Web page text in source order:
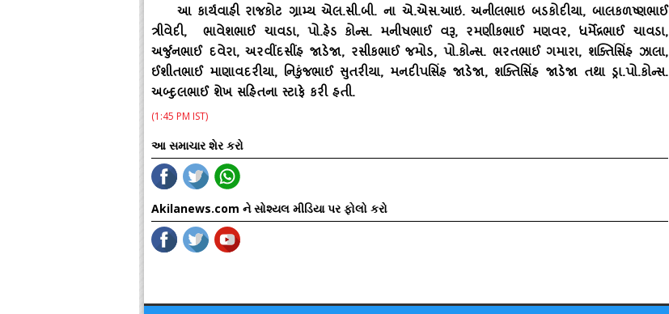
આ કાર્યવાહી રાજકોટ ગ્રામ્‍ય એલ.સી.બી. ના એ.એસ.આઇ. અનીલભાઇ બડકોદીયા, બાલકળષ્‍ણભાઈ
ત્રીવેદી, ભાવેશભાઈ ચાવડા, પો.હેડ કોન્‍સ. મનીષભાઈ વરૂ, રમણીકભાઈ મણવર, ધર્મેદ્રભાઈ ચાવડા,
અર્જુનભાઈ દવેરા, અરવીંદસીંહ જાડેજા, રસીકભાઈ જમોડ, પો.કોન્‍સ. ભરતભાઈ ગમારા, શક્‍તિસિંહ ઝાલા,
ઈશીતભાઈ માણાવદરીયા, નિકુંજભાઈ સુતરીયા, મનદીપસિંહ જાડેજા, શક્‍તિસિંહ જાડેજા તથા ડ્રા.પો.કોન્‍સ.
અબ્‍દુલભાઈ શેખ સહિતના સ્‍ટાફે કરી હતી.
(1:45 PM IST)
આ સમાચાર શેર કરો
Akilanews.com ને સોશ્યલ મીડિયા પર ફોલો કરો